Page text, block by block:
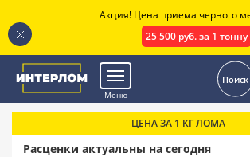
Меню
Поиск
ЦЕНА ЗА 1 КГ ЛОМА
Расценки актуальны на сегодня
Акция! Цена приема черного
25 500 руб. за 1 тонну
.